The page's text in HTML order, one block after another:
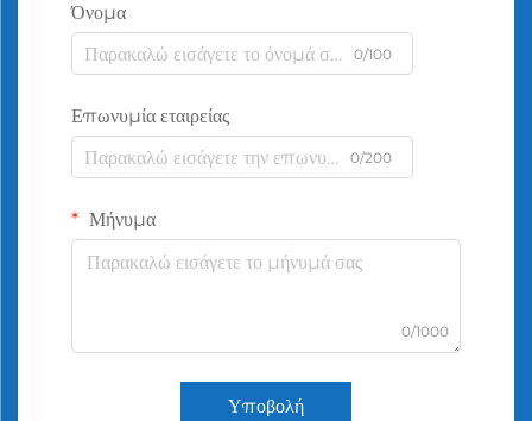
Όνομα
0/100
Επωνυμία εταιρείας
0/200
Μήνυμα
0/1000
Υποβολή